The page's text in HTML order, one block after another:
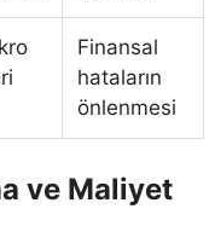
Finansal
hataların
önlenmesi
ve Maliyet